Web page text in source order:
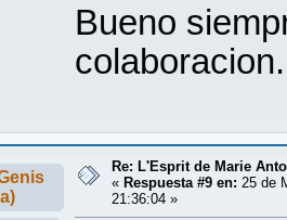
Bueno
Re: L'Esprit de Marie
« Respuesta #9 en: 25 de
21:36:04 »